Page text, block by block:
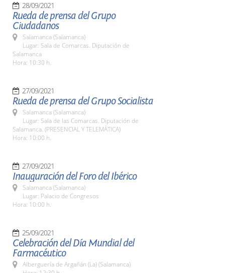
28/09/2021
Rueda de prensa del Grupo
Ciudadanos
Salamanca (Salamanca)
Lugar: Sala de Comarcas. Diputación de
Salamanca
Hora: 10:30 h.
27/09/2021
Rueda de prensa del Grupo Socialista
Salamanca (Salamanca)
Lugar: Sala de las Comarcas. Diputación de
Salamanca. (PRESENCIAL Y TELEMÁTICA)
Hora: 10:00 h.
27/09/2021
Inauguración del Foro del Ibérico
Salamanca (Salamanca)
Lugar: Palacio de Congresos
Hora: 10:00 h.
25/09/2021
Celebración del Día Mundial del
Farmacéutico
Alberguería de Argañán (La) (Salamanca)